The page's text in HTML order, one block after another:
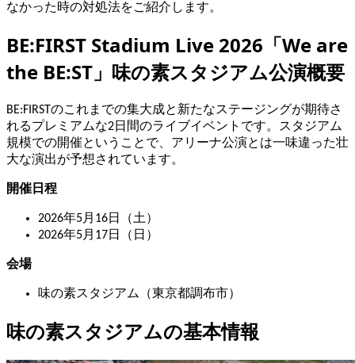
なかった時の対処法をご紹介します。
BE:FIRST Stadium Live 2026「We are
the BE:ST」味の素スタジアム公演概要
BE:FIRSTのこれまでの集大成と新たなステージングが期待さ
れるプレミアムな2日間のライブイベントです。スタジアム
規模での開催ということで、アリーナ公演とは一味違った壮
大な演出が予想されています。
開催日程
2026年5月16日（土）
2026年5月17日（日）
会場
味の素スタジアム（東京都調布市）
味の素スタジアムの基本情報